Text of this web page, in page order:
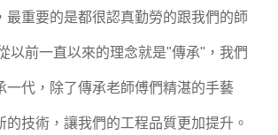
最重要的是都很認真勤勞的跟我們的師
以前一直以來的理念就是"傳承"，我們
一代，除了傳承老師傅們精湛的手藝
的技術，讓我們的工程品質更加提升。